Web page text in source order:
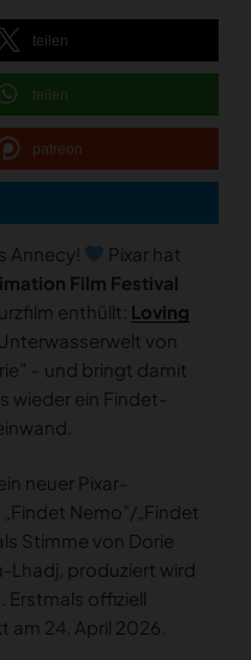
teilen
teilen
patreon
Annecy!
Pixar hat
Film Festival
enthüllt: Loving
von
– und bringt damit
wieder ein Findet-
neuer Pixar-
Nemo”/„Findet
Stimme von Dorie
Lhadj, produziert wird
Erstmals offiziell
24. April 2026.